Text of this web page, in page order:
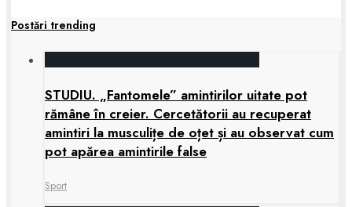
Postări trending
STUDIU. „Fantomele” amintirilor uitate pot
rămâne în creier. Cercetătorii au recuperat
amintiri la musculițe de oțet și au observat cum
pot apărea amintirile false
Sport